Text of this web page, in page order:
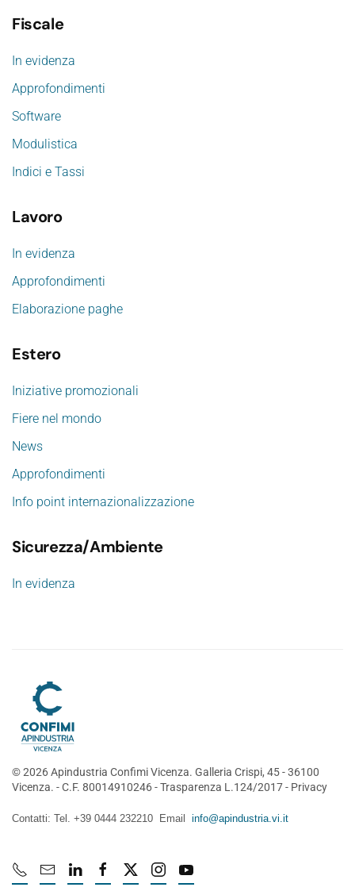
Fiscale
In evidenza
Approfondimenti
Software
Modulistica
Indici e Tassi
Lavoro
In evidenza
Approfondimenti
Elaborazione paghe
Estero
Iniziative promozionali
Fiere nel mondo
News
Approfondimenti
Info point internazionalizzazione
Sicurezza/Ambiente
In evidenza
©2026Apindustria Confimi Vicenza. Galleria Crispi, 45 - 36100
Vicenza. - C.F. 80014910246 -Trasparenza L.124/2017- Privacy
Contatti: Tel. +39 0444 232210 Email info@apindustria.vi.it